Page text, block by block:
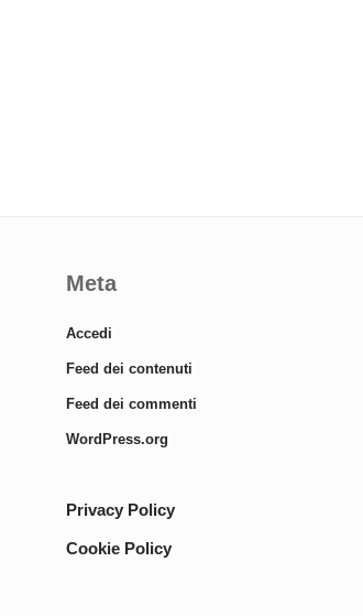
Meta
Accedi
Feed dei contenuti
Feed dei commenti
WordPress.org
Privacy Policy
Cookie Policy